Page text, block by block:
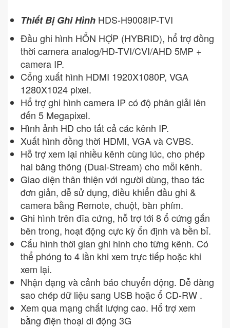
Thiết Bị Ghi Hình HDS-H9008IP-TVI
Đầu ghi hình HỔN HỢP (HYBRID), hổ trợ đồng
thời camera analog/HD-TVI/CVI/AHD 5MP +
camera IP.
Cổng xuất hình HDMI 1920X1080P, VGA
1280X1024 pixel.
Hổ trợ ghi hình camera IP có độ phân giải lên
đến 5 Megapixel.
Hình ảnh HD cho tất cả các kênh IP.
Xuất hình đồng thời HDMI, VGA và CVBS.
Hỗ trợ xem lại nhiều kênh cùng lúc, cho phép
hai băng thông (Dual-Stream) cho mỗi kênh.
Giao diện thân thiện với người dùng, thao tác
đơn giản, dễ sử dụng, điều khiển đầu ghi &
camera bằng Remote, chuột, bàn phím.
Ghi hình trên đĩa cứng, hỗ trợ tới 8 ổ cứng gắn
bên trong, hoạt động cực kỳ ổn định và bền bỉ.
Cấu hình thời gian ghi hinh cho từng kênh. Có
thể phóng to 4 lần khi xem trực tiếp hoặc khi
xem lại.
Nhận dạng và cảnh báo chuyển động. Dễ dàng
sao chép dữ liệu sang USB hoặc ổ CD-RW .
Xem qua mạng chất lượng cao. Hổ trợ xem
bằng điện thoại di động 3G